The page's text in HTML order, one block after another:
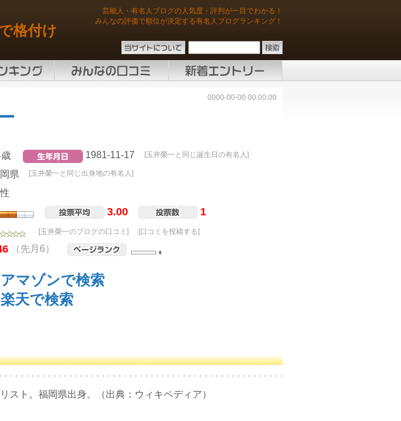
格付け
芸能人・有名人ブログの人気度・評判が一目でわかる！
みんなの評価で順位が決定する有名人ブログランキング！
0000-00-00 00:00:00
1981-11-17 [玉井榮一と同じ誕生日の有名人]
県 [玉井榮一と同じ出身地の有名人]
3.00 1
[玉井榮一のブログの口コミ] [口コミを投稿する]
（先月6）
マゾンで検索
天で検索
ト。福岡県出身。（出典：ウィキペディア）